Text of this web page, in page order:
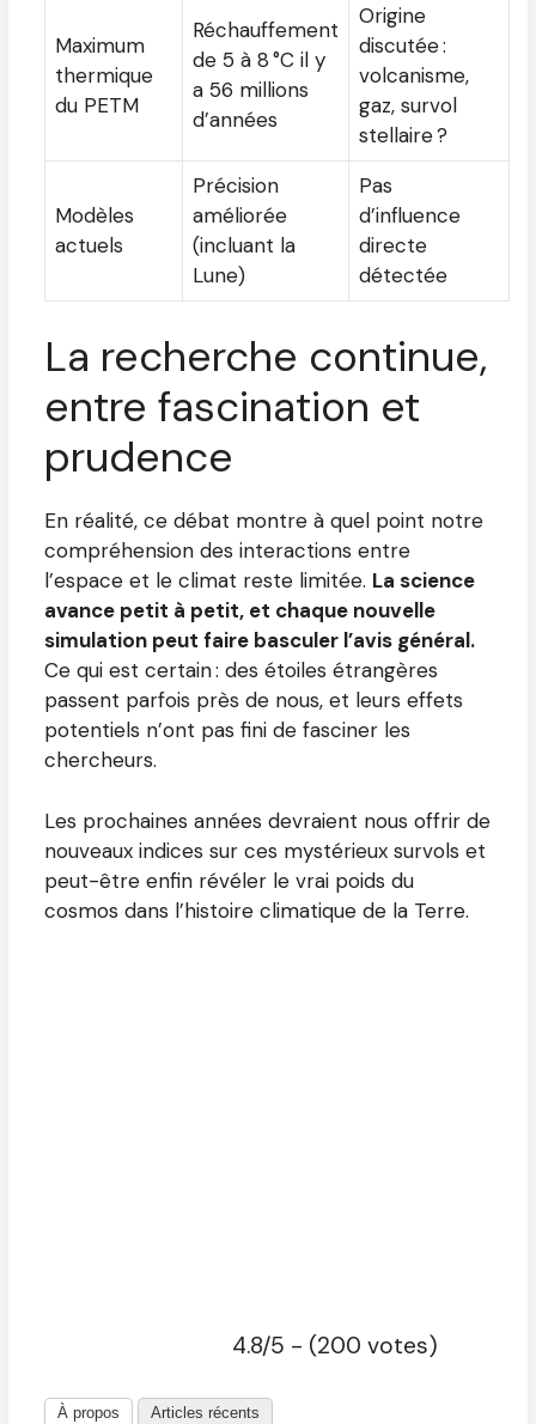
Maximum
thermique
du PETM
Réchauffement
de 5 à 8 °C il y
a 56 millions
d’années
Origine
discutée :
volcanisme,
gaz, survol
stellaire ?
Modèles
actuels
Précision
améliorée
(incluant la
Lune)
Pas
d’influence
directe
détectée
La recherche continue,
entre fascination et
prudence
En réalité, ce débat montre à quel point notre
compréhension des interactions entre
l’espace et le climat reste limitée. La science
avance petit à petit, et chaque nouvelle
simulation peut faire basculer l’avis général.
Ce qui est certain : des étoiles étrangères
passent parfois près de nous, et leurs effets
potentiels n’ont pas fini de fasciner les
chercheurs.
Les prochaines années devraient nous offrir de
nouveaux indices sur ces mystérieux survols et
peut-être enfin révéler le vrai poids du
cosmos dans l’histoire climatique de la Terre.
4.8/5 - (200 votes)
À propos Articles récents